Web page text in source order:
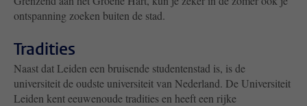
ontspanning zoeken buiten de stad.
Tradities
Naast dat Leiden een bruisende studentenstad is, is de
universiteit de oudste universiteit van Nederland. De Universiteit
Leiden kent eeuwenoude tradities en heeft een rijke